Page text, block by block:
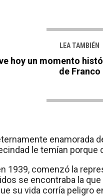
LEA TAMBIÉN
hoy un momento
de Franco
enamorada
le temían porque
1939, comenzó la
se encontraba la que
su vida corría peligro